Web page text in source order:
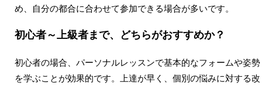
め、自分の都合に合わせて参加できる場合が多いです。
初心者～上級者まで、どちらがおすすめか？
初心者の場合、パーソナルレッスンで基本的なフォームや姿勢
を学ぶことが効果的です。上達が早く、個別の悩みに対する改